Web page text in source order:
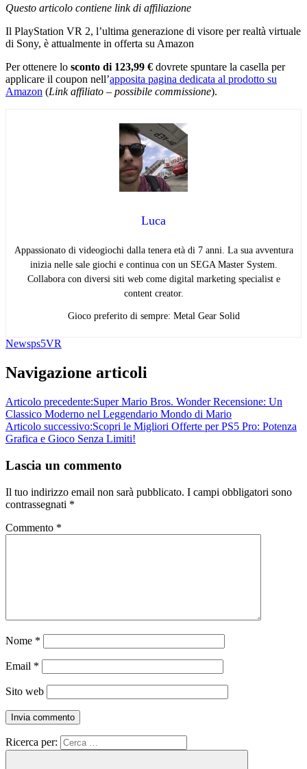
Questo articolo contiene link di affiliazione
Il PlayStation VR 2, l’ultima generazione di visore per realtà virtuale
di Sony, è attualmente in offerta su Amazon
Per ottenere lo sconto di 123,99 € dovrete spuntare la casella per
applicare il coupon nell’apposita pagina dedicata al prodotto su
Amazon (Link affiliato – possibile commissione).
Luca
Appassionato di videogiochi dalla tenera età di 7 anni. La sua avventura
inizia nelle sale giochi e continua con un SEGA Master System.
Collabora con diversi siti web come digital marketing specialist e
content creator.
Gioco preferito di sempre: Metal Gear Solid
Newsps5VR
Navigazione articoli
Articolo precedente:Super Mario Bros. Wonder Recensione: Un
Classico Moderno nel Leggendario Mondo di Mario
Articolo successivo:Scopri le Migliori Offerte per PS5 Pro: Potenza
Grafica e Gioco Senza Limiti!
Lascia un commento
Il tuo indirizzo email non sarà pubblicato. I campi obbligatori sono
contrassegnati *
Commento *
Nome *
Email *
Sito web
Ricerca per: